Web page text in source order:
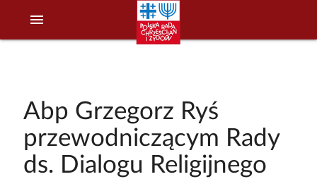
menu
Abp Grzegorz Ryś
przewodniczącym Rady
ds. Dialogu Religijnego